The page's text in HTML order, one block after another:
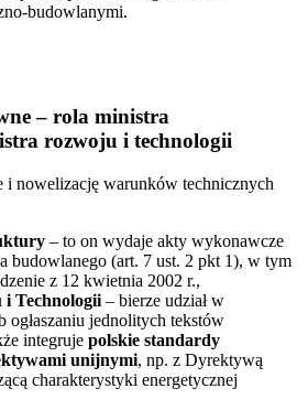
budowlanymi.
– rola ministra
rozwoju i technologii
i nowelizację warunków technicznych
– to on wydaje akty wykonawcze
budowlanego (art. 7 ust. 2 pkt 1), w tym
z 12 kwietnia 2002 r.,
Technologii – bierze udział w
ogłaszaniu jednolitych tekstów
integruje polskie standardy
unijnymi, np. z Dyrektywą
charakterystyki energetycznej